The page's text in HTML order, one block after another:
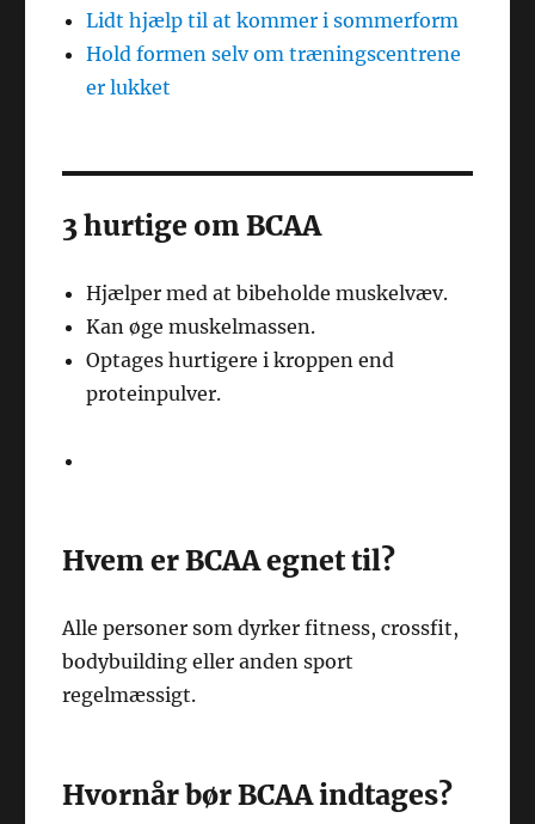
Lidt hjælp til at kommer i sommerform
Hold formen selv om træningscentrene
er lukket
3 hurtige om BCAA
Hjælper med at bibeholde muskelvæv.
Kan øge muskelmassen.
Optages hurtigere i kroppen end
proteinpulver.
Hvem er BCAA egnet til?
Alle personer som dyrker fitness, crossfit,
bodybuilding eller anden sport
regelmæssigt.
Hvornår bør BCAA indtages?